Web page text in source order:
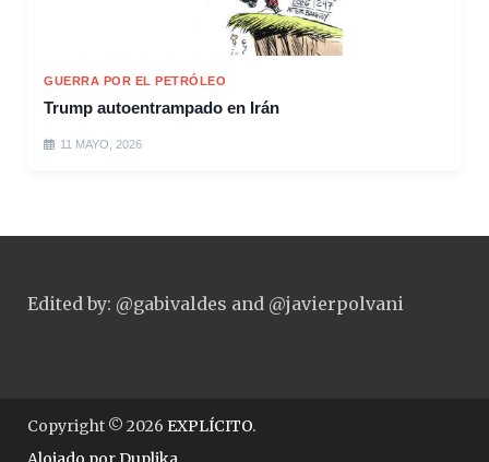
GUERRA POR EL PETRÓLEO
Trump autoentrampado en Irán
11 MAYO, 2026
Edited by: @gabivaldes and @javierpolvani
Copyright © 2026 EXPLÍCITO.